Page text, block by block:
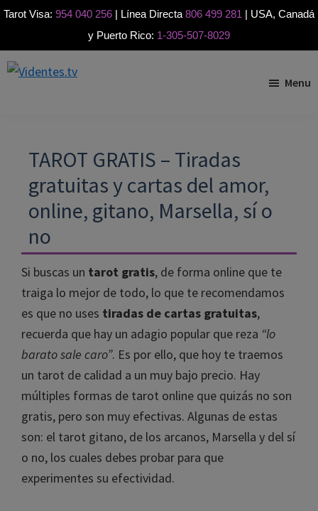
Tarot Visa: 954 040 256 | Línea Directa 806 499 281 | USA, Canadá
y Puerto Rico: 1-305-507-8029
Skip
Skip
Skip
teléfono
Menu
TAROT GRATIS – Tiradas
gratuitas y cartas del amor,
online, gitano, Marsella, sí o
no
Si buscas un tarot gratis, de forma online que te
traiga lo mejor de todo, lo que te recomendamos
es que no uses tiradas de cartas gratuitas,
recuerda que hay un adagio popular que reza “lo
barato sale caro”. Es por ello, que hoy te traemos
un tarot de calidad a un muy bajo precio. Hay
múltiples formas de tarot online que quizás no son
gratis, pero son muy efectivas. Algunas de estas
son: el tarot gitano, de los arcanos, Marsella y del sí
o no, los cuales debes probar para que
experimentes su efectividad.